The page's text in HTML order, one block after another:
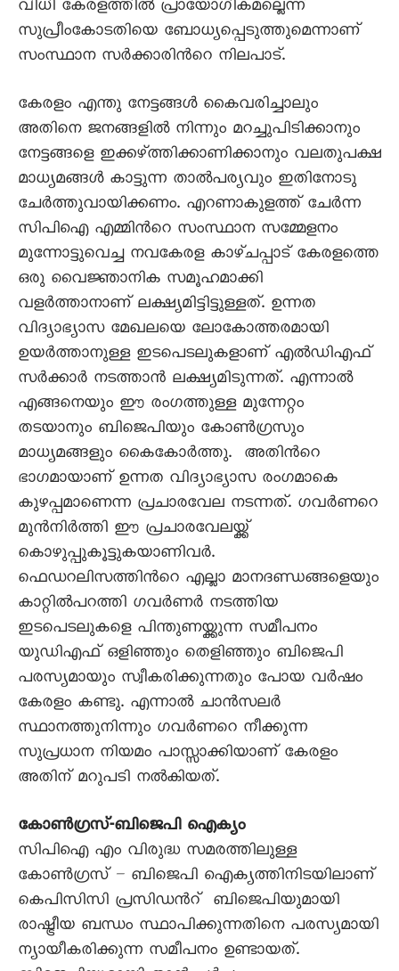
വിധി കേരളത്തില്‍ പ്രായോഗികമല്ലെന്ന്
സുപ്രീംകോടതിയെ ബോധ്യപ്പെടുത്തുമെന്നാണ്
സംസ്ഥാന സര്‍ക്കാരിന്‍റെ നിലപാട്.
കേരളം എന്തു നേട്ടങ്ങള്‍ കൈവരിച്ചാലും
അതിനെ ജനങ്ങളില്‍ നിന്നും മറച്ചുപിടിക്കാനും
നേട്ടങ്ങളെ ഇക്കഴ്ത്തിക്കാണിക്കാനും വലതുപക്ഷ
മാധ്യമങ്ങള്‍ കാട്ടുന്ന താല്‍പര്യവും ഇതിനോടു
ചേര്‍ത്തുവായിക്കണം. എറണാകുളത്ത് ചേര്‍ന്ന
സിപിഐ എമ്മിന്‍റെ സംസ്ഥാന സമ്മേളനം
മുന്നോട്ടുവെച്ച നവകേരള കാഴ്ചപ്പാട് കേരളത്തെ
ഒരു വൈജ്ഞാനിക സമൂഹമാക്കി
വളര്‍ത്താനാണ് ലക്ഷ്യമിട്ടിട്ടുള്ളത്. ഉന്നത
വിദ്യാഭ്യാസ മേഖലയെ ലോകോത്തരമായി
ഉയര്‍ത്താനുള്ള ഇടപെടലുകളാണ് എല്‍ഡിഎഫ്
സര്‍ക്കാര്‍ നടത്താന്‍ ലക്ഷ്യമിടുന്നത്. എന്നാല്‍
എങ്ങനെയും ഈ രംഗത്തുള്ള മുന്നേറ്റം
തടയാനും ബിജെപിയും കോണ്‍ഗ്രസും
മാധ്യമങ്ങളും കൈകോര്‍ത്തു. അതിന്‍റെ
ഭാഗമായാണ് ഉന്നത വിദ്യാഭ്യാസ രംഗമാകെ
കുഴപ്പമാണെന്ന പ്രചാരവേല നടന്നത്. ഗവര്‍ണറെ
മുന്‍നിര്‍ത്തി ഈ പ്രചാരവേലയ്ക്ക്
കൊഴുപ്പുകൂട്ടുകയാണിവര്‍.
ഫെഡറലിസത്തിന്‍റെ എല്ലാ മാനദണ്ഡങ്ങളെയും
കാറ്റില്‍പറത്തി ഗവര്‍ണര്‍ നടത്തിയ
ഇടപെടലുകളെ പിന്തുണയ്ക്കുന്ന സമീപനം
യുഡിഎഫ് ഒളിഞ്ഞും തെളിഞ്ഞും ബിജെപി
പരസ്യമായും സ്വീകരിക്കുന്നതും പോയ വര്‍ഷം
കേരളം കണ്ടു. എന്നാല്‍ ചാന്‍സലര്‍
സ്ഥാനത്തുനിന്നും ഗവര്‍ണറെ നീക്കുന്ന
സുപ്രധാന നിയമം പാസ്സാക്കിയാണ് കേരളം
അതിന് മറുപടി നല്‍കിയത്.
കോണ്‍ഗ്രസ്-ബിജെപി ഐക്യം
സിപിഐ എം വിരുദ്ധ സമരത്തിലുള്ള
കോണ്‍ഗ്രസ് – ബിജെപി ഐക്യത്തിനിടയിലാണ്
കെപിസിസി പ്രസിഡന്‍റ് ബിജെപിയുമായി
രാഷ്ട്രീയ ബന്ധം സ്ഥാപിക്കുന്നതിനെ പരസ്യമായി
ന്യായീകരിക്കുന്ന സമീപനം ഉണ്ടായത്.